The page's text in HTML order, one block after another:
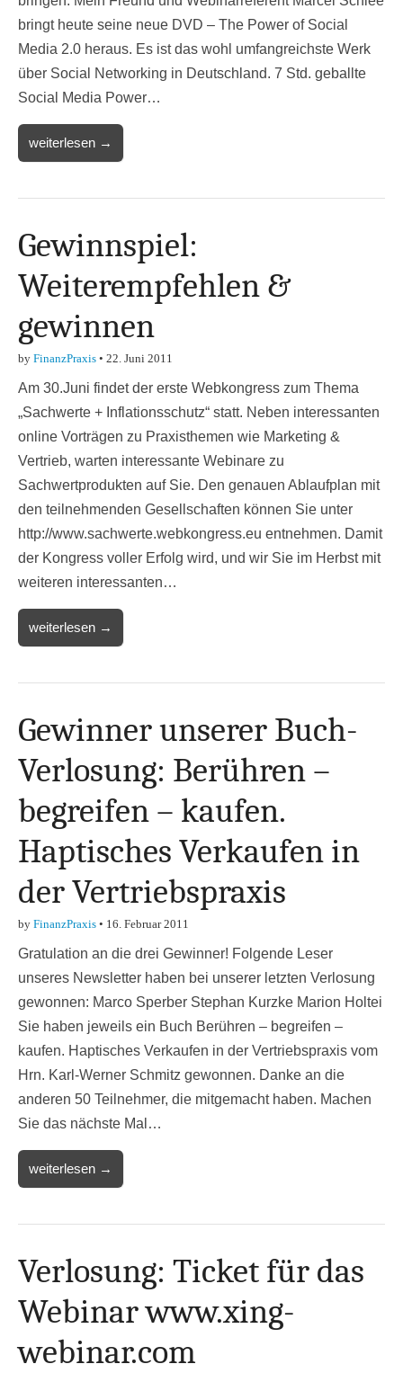
bringt heute seine neue DVD – The Power of Social
Media 2.0 heraus. Es ist das wohl umfangreichste Werk
über Social Networking in Deutschland. 7 Std. geballte
Social Media Power…
weiterlesen →
Gewinnspiel:
Weiterempfehlen &
gewinnen
by FinanzPraxis • 22. Juni 2011
Am 30.Juni findet der erste Webkongress zum Thema
„Sachwerte + Inflationsschutz“ statt. Neben interessanten
online Vorträgen zu Praxisthemen wie Marketing &
Vertrieb, warten interessante Webinare zu
Sachwertprodukten auf Sie. Den genauen Ablaufplan mit
den teilnehmenden Gesellschaften können Sie unter
http://www.sachwerte.webkongress.eu entnehmen. Damit
der Kongress voller Erfolg wird, und wir Sie im Herbst mit
weiteren interessanten…
weiterlesen →
Gewinner unserer Buch-
Verlosung: Berühren –
begreifen – kaufen.
Haptisches Verkaufen in
der Vertriebspraxis
by FinanzPraxis • 16. Februar 2011
Gratulation an die drei Gewinner! Folgende Leser
unseres Newsletter haben bei unserer letzten Verlosung
gewonnen: Marco Sperber Stephan Kurzke Marion Holtei
Sie haben jeweils ein Buch Berühren – begreifen –
kaufen. Haptisches Verkaufen in der Vertriebspraxis vom
Hrn. Karl-Werner Schmitz gewonnen. Danke an die
anderen 50 Teilnehmer, die mitgemacht haben. Machen
Sie das nächste Mal…
weiterlesen →
Verlosung: Ticket für das
Webinar www.xing-
webinar.com